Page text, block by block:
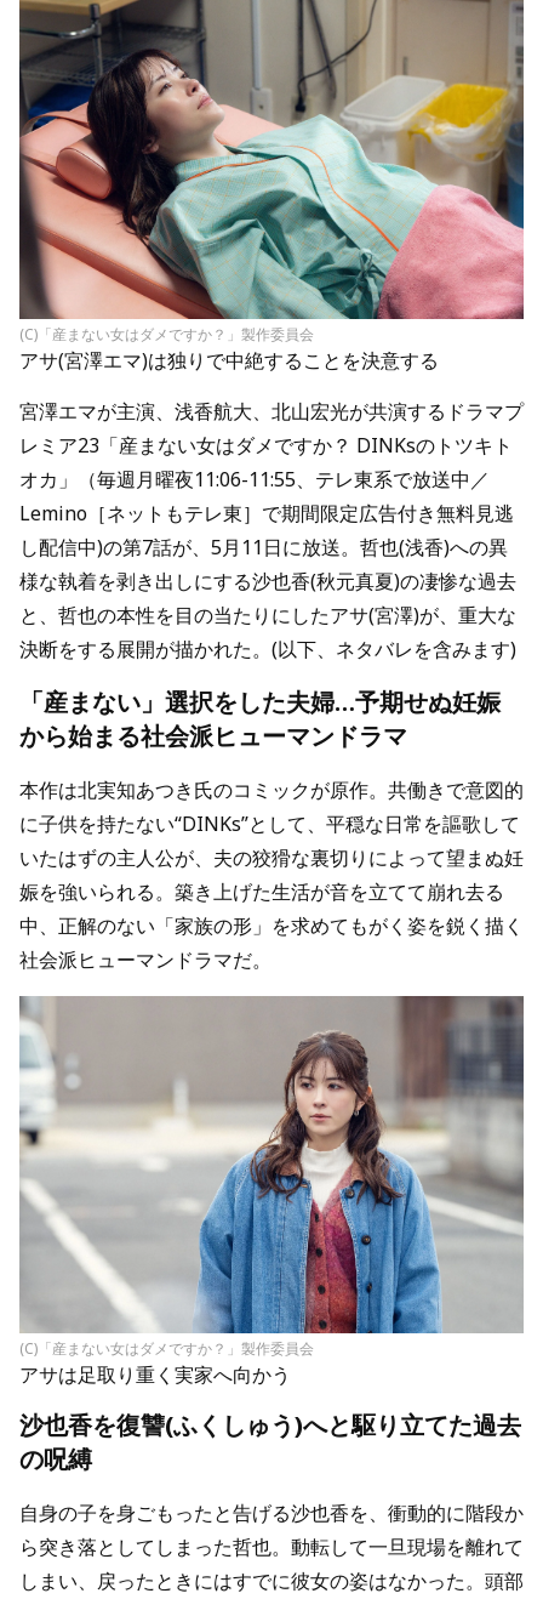
(C)「産まない女はダメですか？」製作委員会
アサ(宮澤エマ)は独りで中絶することを決意する
宮澤エマが主演、浅香航大、北山宏光が共演するドラマプ
レミア23「産まない女はダメですか？ DINKsのトツキト
オカ」（毎週月曜夜11:06-11:55、テレ東系で放送中／
Lemino［ネットもテレ東］で期間限定広告付き無料見逃
し配信中)の第7話が、5月11日に放送。哲也(浅香)への異
様な執着を剥き出しにする沙也香(秋元真夏)の凄惨な過去
と、哲也の本性を目の当たりにしたアサ(宮澤)が、重大な
決断をする展開が描かれた。(以下、ネタバレを含みます)
「産まない」選択をした夫婦…予期せぬ妊娠
から始まる社会派ヒューマンドラマ
本作は北実知あつき氏のコミックが原作。共働きで意図的
に子供を持たない“DINKs”として、平穏な日常を謳歌して
いたはずの主人公が、夫の狡猾な裏切りによって望まぬ妊
娠を強いられる。築き上げた生活が音を立てて崩れ去る
中、正解のない「家族の形」を求めてもがく姿を鋭く描く
社会派ヒューマンドラマだ。
(C)「産まない女はダメですか？」製作委員会
アサは足取り重く実家へ向かう
沙也香を復讐(ふくしゅう)へと駆り立てた過去
の呪縛
自身の子を身ごもったと告げる沙也香を、衝動的に階段か
ら突き落としてしまった哲也。動転して一旦現場を離れて
しまい、戻ったときにはすでに彼女の姿はなかった。頭部